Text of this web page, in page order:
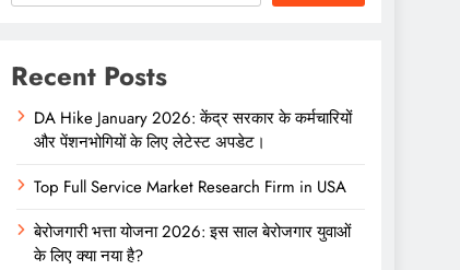
Recent Posts
DA Hike January 2026: केंद्र सरकार के कर्मचारियों
और पेंशनभोगियों के लिए लेटेस्ट अपडेट।
Top Full Service Market Research Firm in USA
बेरोजगारी भत्ता योजना 2026: इस साल बेरोजगार युवाओं
के लिए क्या नया है?